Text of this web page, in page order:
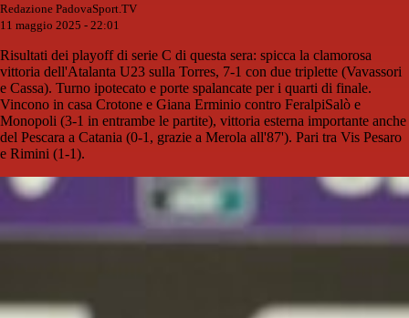
Redazione PadovaSport.TV
11 maggio 2025 - 22:01
Risultati dei playoff di serie C di questa sera: spicca la clamorosa
vittoria dell'Atalanta U23 sulla Torres, 7-1 con due triplette (Vavassori
e Cassa). Turno ipotecato e porte spalancate per i quarti di finale.
Vincono in casa Crotone e Giana Erminio contro FeralpiSalò e
Monopoli (3-1 in entrambe le partite), vittoria esterna importante anche
del Pescara a Catania (0-1, grazie a Merola all'87'). Pari tra Vis Pesaro
e Rimini (1-1).